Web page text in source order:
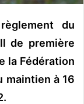
du
de première
la Fédération
maintien à 16